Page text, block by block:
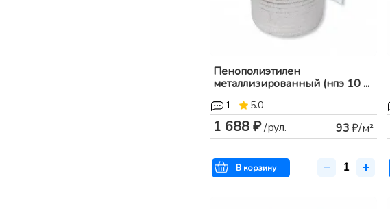
Пенополиэтилен
металлизированный (нпэ 10 ...
1 5.0
1 688 ₽/рул. 93₽/м²
В корзину